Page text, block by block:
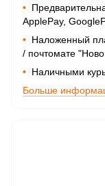
•
ApplePay,
• Наложенный
/ почтомате
• Наличными
Больше